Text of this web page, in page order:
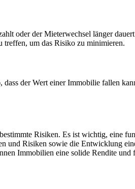
oder der Mieterwechsel länger
treffen, um das Risiko zu minimieren.
der Wert einer Immobilie fallen
Risiken. Es ist wichtig, eine
und Risiken sowie die Entwicklung
Immobilien eine solide Rendite und